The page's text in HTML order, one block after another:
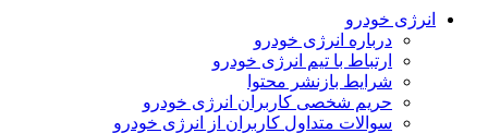
انرژی خودرو
درباره انرژی خودرو
ارتباط با تیم انرژی خودرو
شرایط بازنشر محتوا
حریم شخصی کاربران انرژی خودرو
سوالات متداول کاربران از انرژی خودرو